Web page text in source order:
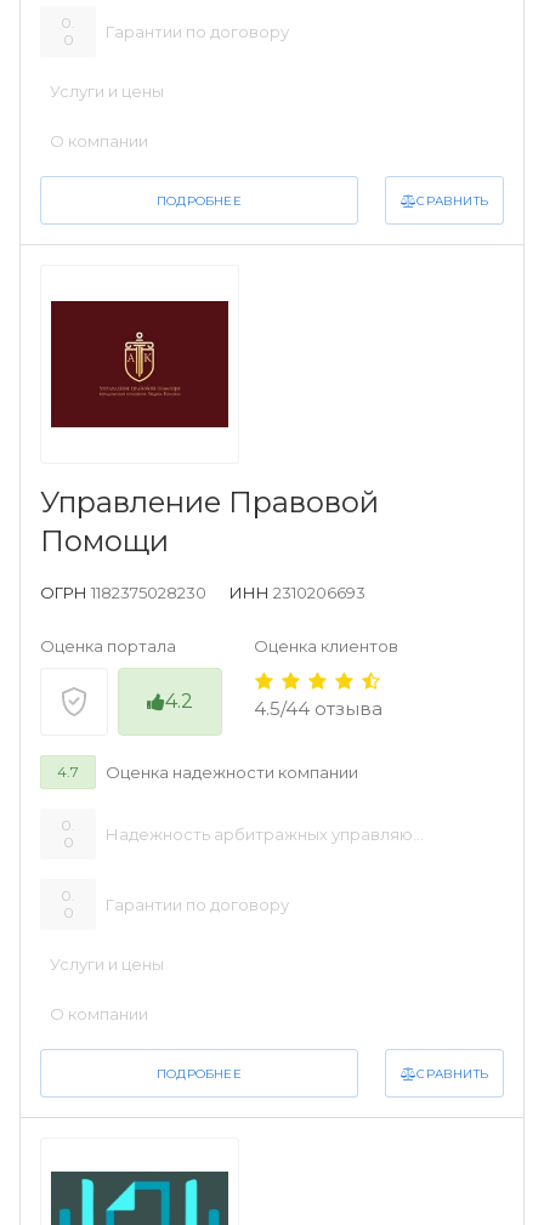
СРАВНИТЬ
0.
0
Гарантии по договору
Услуги и цены
О компании
ПОДРОБНЕЕ
СРАВНИТЬ
Управление Правовой
Помощи
ОГРН 1182375028230 ИНН 2310206693
Оценка портала
4.2
Оценка клиентов
4.5/44 отзыва
4.7 Оценка надежности компании
0.
0
0.
0
Гарантии по договору
Услуги и цены
О компании
ПОДРОБНЕЕ